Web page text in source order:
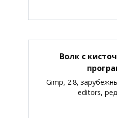
Волк с
Gimp, 2.8,
editors,